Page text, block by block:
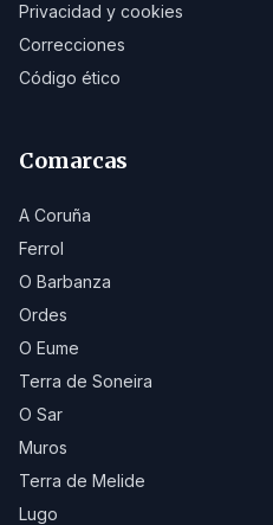
Privacidad y cookies
Correcciones
Código ético
Comarcas
A Coruña
Ferrol
O Barbanza
Ordes
O Eume
Terra de Soneira
O Sar
Muros
Terra de Melide
Lugo